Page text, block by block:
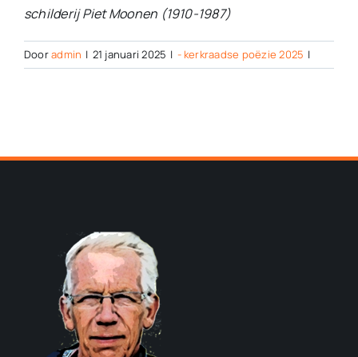
schilderij Piet Moonen (1910-1987)
Dooradmin | 21 januari 2025 | - kerkraadse poëzie 2025 |